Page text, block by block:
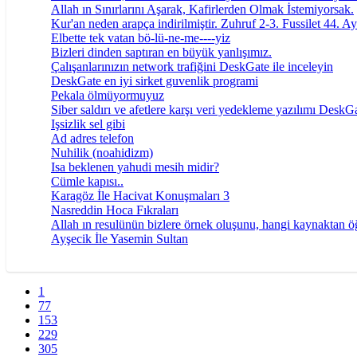
Allah ın Sınırlarını Aşarak, Kafirlerden Olmak İstemiyorsak.
Kur'an neden arapça indirilmiştir. Zuhruf 2-3. Fussilet 44.
Elbette tek vatan bö-lü-ne-me----yiz
Bizleri dinden saptıran en büyük yanlışımız.
Çalışanlarınızın network trafiğini DeskGate ile inceleyin
DeskGate en iyi sirket guvenlik programi
Pekala ölmüyormuyuz
Siber saldırı ve afetlere karşı veri yedekleme yazılımı
Işsizlik sel gibi
Ad adres telefon
Nuhilik (noahidizm)
Isa beklenen yahudi mesih midir?
Cümle kapısı..
Karagöz İle Hacivat Konuşmaları 3
Nasreddin Hoca Fıkraları
Allah ın resulünün bizlere örnek oluşunu, hangi kaynaktan
Ayşecik İle Yasemin Sultan
1
77
153
229
305